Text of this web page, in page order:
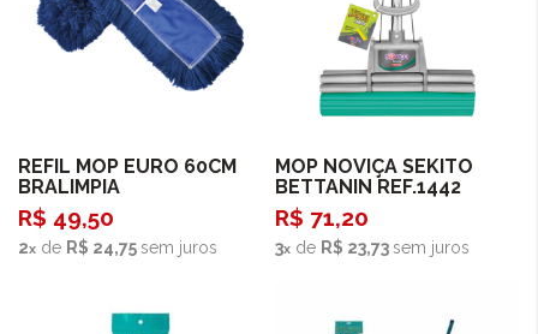
Comprar
REFIL MOP EURO 60CM
BRALIMPIA
R$ 49,50
2 de R$ 24,75sem juros
Comprar
MOP NOVIÇA SEKITO
BETTANIN REF.1442
R$ 71,20
3 de R$ 23,73sem juros